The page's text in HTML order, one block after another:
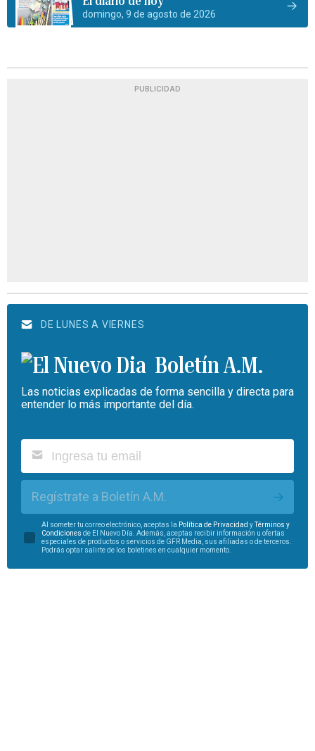
domingo, 9 de agosto de 2026
PUBLICIDAD
DE LUNES A VIERNES
Boletín A.M.
Las noticias explicadas de forma sencilla y directa para
entender lo más importante del día.
Regístrate a Boletín A.M.
Al someter tu correo electrónico, aceptas la Política de Privacidad yTérminos y
Condiciones de El Nuevo Día. Además, aceptas recibir información u ofertas
especiales de productos o servicios de GFR Media, sus afiliadas o de terceros.
Podrás optar salirte de los boletines en cualquier momento.